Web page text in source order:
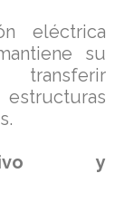
eléctrica
su
transferir
y